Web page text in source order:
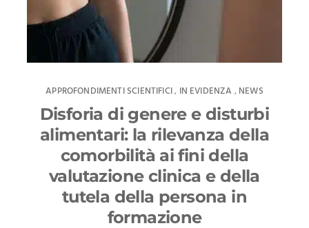
APPROFONDIMENTI SCIENTIFICI, IN EVIDENZA , NEWS
Disforia di genere e disturbi
alimentari: la rilevanza della
comorbilità ai fini della
valutazione clinica e della
tutela della persona in
formazione